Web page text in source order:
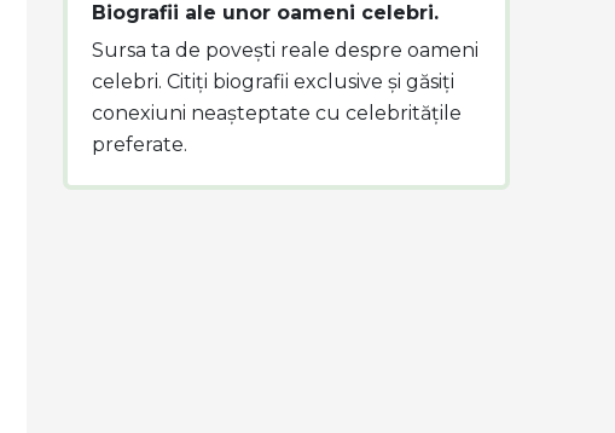
Biografii ale unor oameni celebri.
Sursa ta de povești reale despre oameni
celebri. Citiți biografii exclusive și găsiți
conexiuni neașteptate cu celebritățile
preferate.